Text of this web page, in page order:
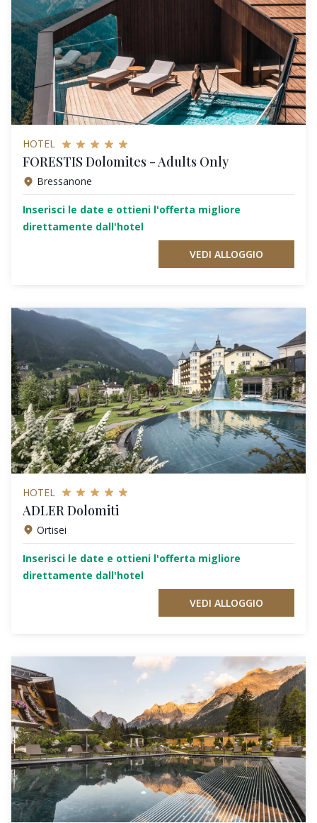
HOTEL
FORESTIS Dolomites - Adults Only
Bressanone
Inserisci le date e ottieni l'offerta migliore
direttamente dall'hotel
VEDI ALLOGGIO
HOTEL
ADLER Dolomiti
Ortisei
Inserisci le date e ottieni l'offerta migliore
direttamente dall'hotel
VEDI ALLOGGIO